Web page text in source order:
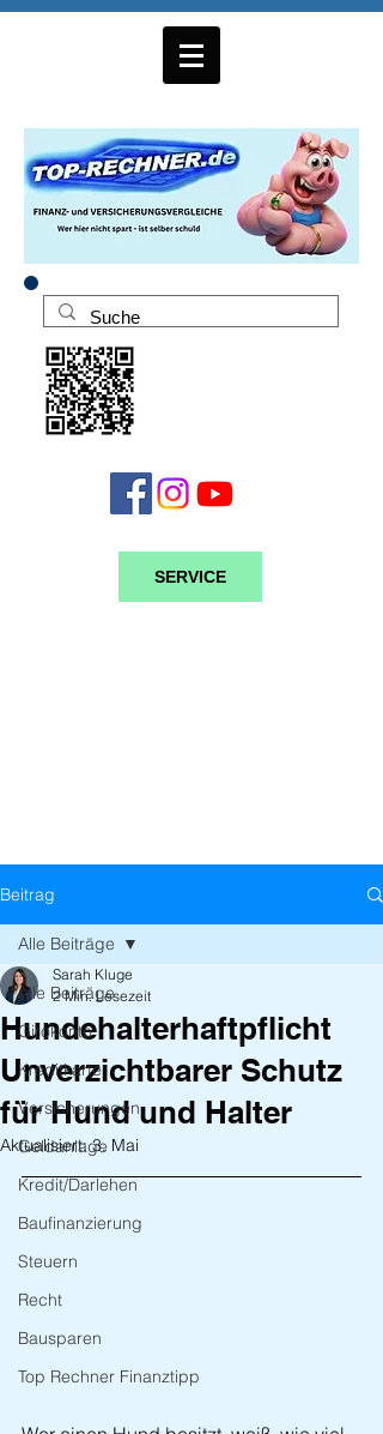
SERVICE
Beitrag
Alle Beiträge
Girokonto
Kreditkarte
Versicherungen
Geldanlage
Kredit/Darlehen
Baufinanzierung
Steuern
Recht
Bausparen
Top Rechner Finanztipp
Alle Beiträge
Hundehalterhaftpflicht
Unverzichtbarer Schutz
für Hund und Halter
Sarah Kluge
2 Min. Lesezeit
Aktualisiert:3. Mai